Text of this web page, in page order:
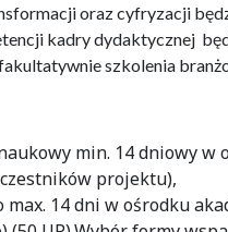
oraz cyfryzacji
kadry dydaktycznej
szkolenia
min. 14 dniowy
projektu),
14 dni w ośrodku